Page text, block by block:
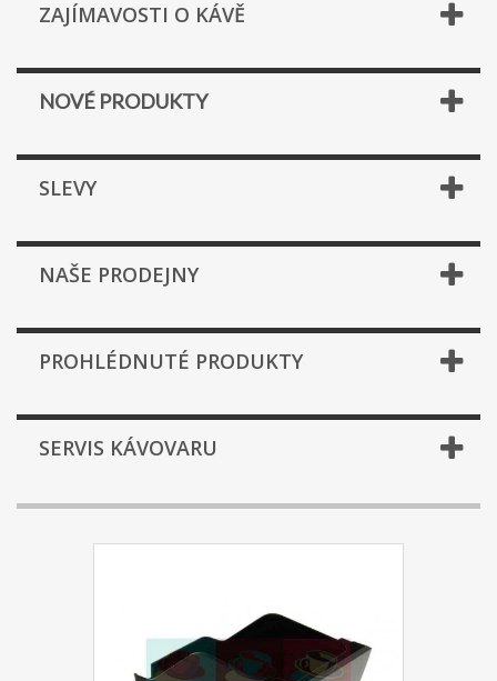
ZAJÍMAVOSTI O KÁVĚ
NOVÉ PRODUKTY
SLEVY
NAŠE PRODEJNY
PROHLÉDNUTÉ PRODUKTY
SERVIS KÁVOVARU